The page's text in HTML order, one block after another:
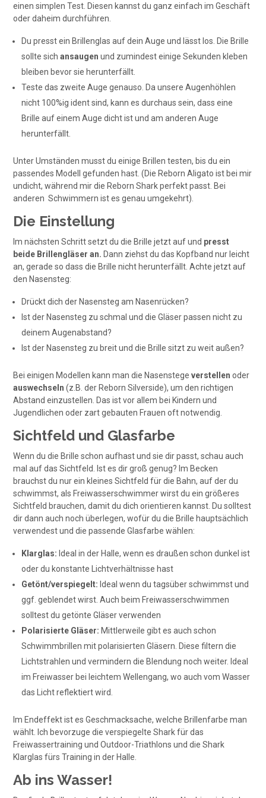
einen simplen Test. Diesen kannst du ganz einfach im Geschäft
oder daheim durchführen.
Du presst ein Brillenglas auf dein Auge und lässt los. Die Brille
sollte sichansaugen und zumindest einige Sekunden kleben
bleiben bevor sie herunterfällt.
Teste das zweite Auge genauso. Da unsere Augenhöhlen
nicht 100%ig ident sind, kann es durchaus sein, dass eine
Brille auf einem Auge dicht ist und am anderen Auge
herunterfällt.
Unter Umständen musst du einige Brillen testen, bis du ein
passendes Modell gefunden hast. (Die Reborn Aligato ist bei mir
undicht, während mir die Reborn Shark perfekt passt. Bei
anderen Schwimmern ist es genau umgekehrt).
Die Einstellung
Im nächsten Schritt setzt du die Brille jetzt auf und presst
beide Brillengläser an. Dann ziehst du das Kopfband nur leicht
an, gerade so dass die Brille nicht herunterfällt. Achte jetzt auf
den Nasensteg:
Drückt dich der Nasensteg am Nasenrücken?
Ist der Nasensteg zu schmal und die Gläser passen nicht zu
deinem Augenabstand?
Ist der Nasensteg zu breit und die Brille sitzt zu weit außen?
Bei einigen Modellen kann man die Nasenstegeverstellen oder
auswechseln (z.B. der Reborn Silverside), um den richtigen
Abstand einzustellen. Das ist vor allem bei Kindern und
Jugendlichen oder zart gebauten Frauen oft notwendig.
Sichtfeld und Glasfarbe
Wenn du die Brille schon aufhast und sie dir passt, schau auch
mal auf das Sichtfeld. Ist es dir groß genug? Im Becken
brauchst du nur ein kleines Sichtfeld für die Bahn, auf der du
schwimmst, als Freiwasserschwimmer wirst du ein größeres
Sichtfeld brauchen, damit du dich orientieren kannst. Du solltest
dir dann auch noch überlegen, wofür du die Brille hauptsächlich
verwendest und die passende Glasfarbe wählen:
Klarglas: Ideal in der Halle, wenn es draußen schon dunkel ist
oder du konstante Lichtverhältnisse hast
Getönt/verspiegelt: Ideal wenn du tagsüber schwimmst und
ggf. geblendet wirst. Auch beim Freiwasserschwimmen
solltest du getönte Gläser verwenden
Polarisierte Gläser: Mittlerweile gibt es auch schon
Schwimmbrillen mit polarisierten Gläsern. Diese filtern die
Lichtstrahlen und vermindern die Blendung noch weiter. Ideal
im Freiwasser bei leichtem Wellengang, wo auch vom Wasser
das Licht reflektiert wird.
Im Endeffekt ist es Geschmacksache, welche Brillenfarbe man
wählt. Ich bevorzuge die verspiegelte Shark für das
Freiwassertraining und Outdoor-Triathlons und die Shark
Klarglas fürs Training in der Halle.
Ab ins Wasser!